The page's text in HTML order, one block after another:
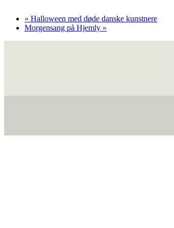
« Halloween med døde danske kunstnere
Morgensang på Hjemly »